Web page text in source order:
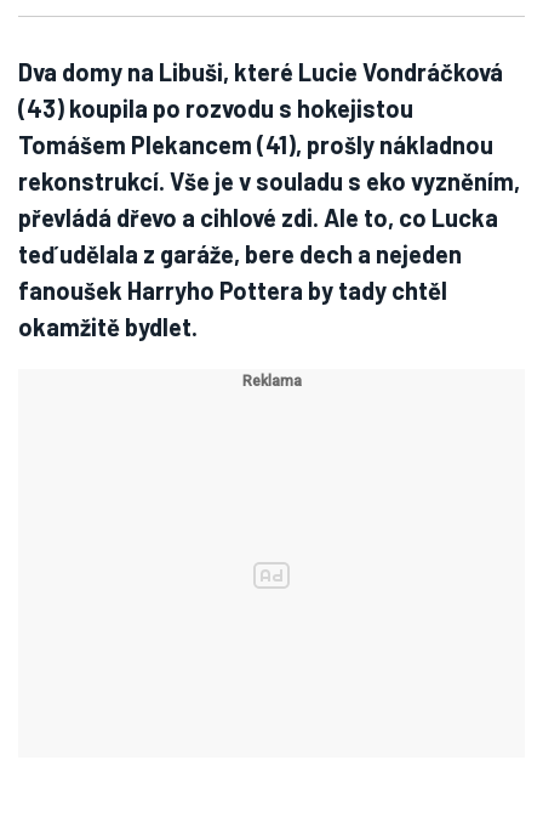
Dva domy na Libuši, které Lucie Vondráčková
(43) koupila po rozvodu s hokejistou
Tomášem Plekancem (41), prošly nákladnou
rekonstrukcí. Vše je v souladu s eko vyzněním,
převládá dřevo a cihlové zdi. Ale to, co Lucka
teď udělala z garáže, bere dech a nejeden
fanoušek Harryho Pottera by tady chtěl
okamžitě bydlet.